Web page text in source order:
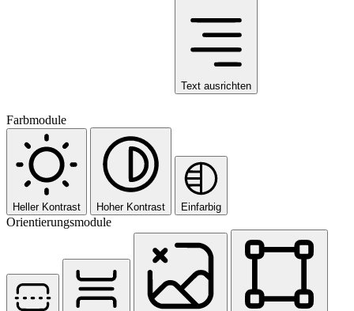
Text ausrichten
Farbmodule
Heller Kontrast Hoher Kontrast Einfarbig
Orientierungsmodule